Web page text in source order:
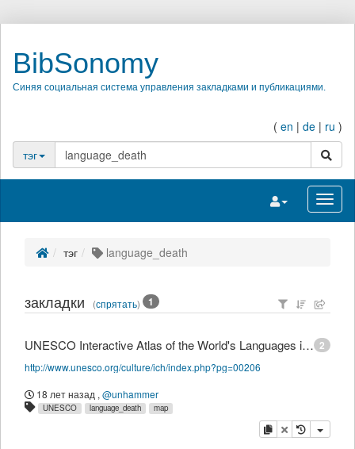
BibSonomy
Синяя социальная система управления закладками и публикациями.
( en | de | ru )
тэг
поиск
Переключить
тэг language_death
закладки (спрятать) 1
2
UNESCO Interactive Atlas of the World's Languages in Danger
http://www.unesco.org/culture/ich/index.php?pg=00206
18 лет назад , @unhammer
UNESCO language_death map
копировать
удалить